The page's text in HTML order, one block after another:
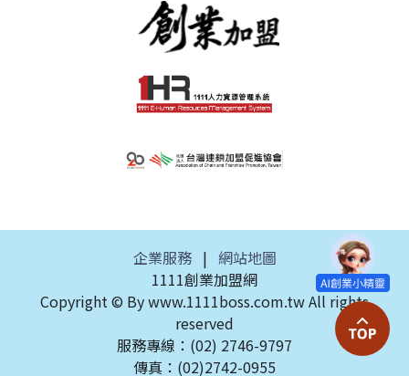
企業服務 | 網站地圖
1111創業加盟網
Copyright © By www.1111boss.com.tw All rights
reserved
服務專線：(02) 2746-9797
傳真：(02)2742-0955